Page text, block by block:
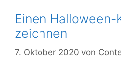
Einen Halloween-
zeichnen
7. Oktober 2020 von